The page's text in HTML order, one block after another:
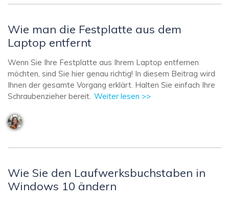
Wie man die Festplatte aus dem
Laptop entfernt
Wenn Sie Ihre Festplatte aus Ihrem Laptop entfernen
möchten, sind Sie hier genau richtig! In diesem Beitrag wird
Ihnen der gesamte Vorgang erklärt. Halten Sie einfach Ihre
Schraubenzieher bereit. Weiter lesen >>
Wie Sie den Laufwerksbuchstaben in
Windows 10 ändern